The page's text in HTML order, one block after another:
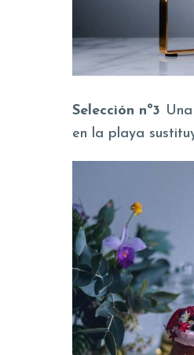
Selección nº3
en la playa